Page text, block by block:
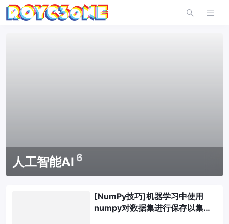
人工智能AI 6
[NumPy技巧]机器学习中使用
numpy对数据集进行保存以集中